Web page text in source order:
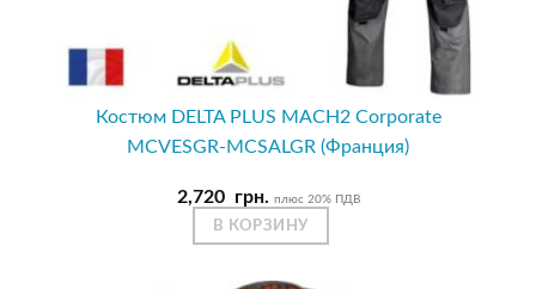
Костюм DELTA PLUS MACH2 Corporate
MCVESGR-MCSALGR (Франция)
2,720 грн. плюс 20% ПДВ
В КОРЗИНУ